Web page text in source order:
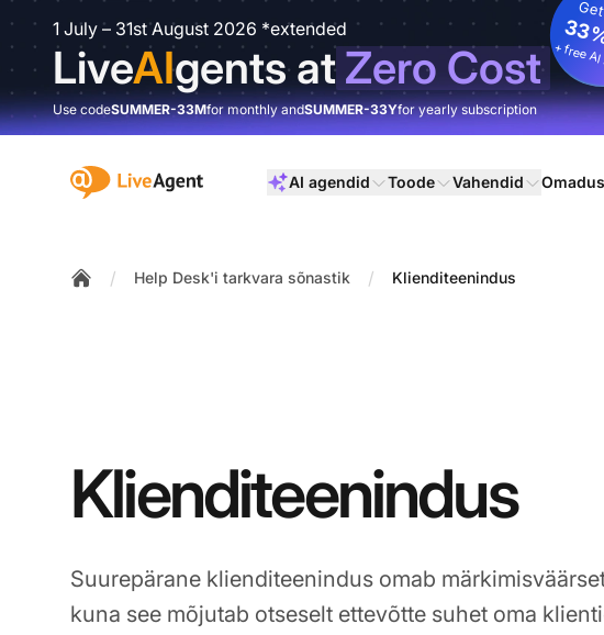
1 July – 31st August 2026 *extended
LiveAIgents atZero Cost + free
Use codeSUMMER-33Mfor monthly andSUMMER-33Yfor yearly subscription
:site.title AI agendid Toode Vahendid
/ Help Desk'i tarkvara sõnastik / Klienditeenindus
Klienditeenindus
Suurepärane klienditeenindus omab
kuna see mõjutab otseselt ettevõtte suhet oma